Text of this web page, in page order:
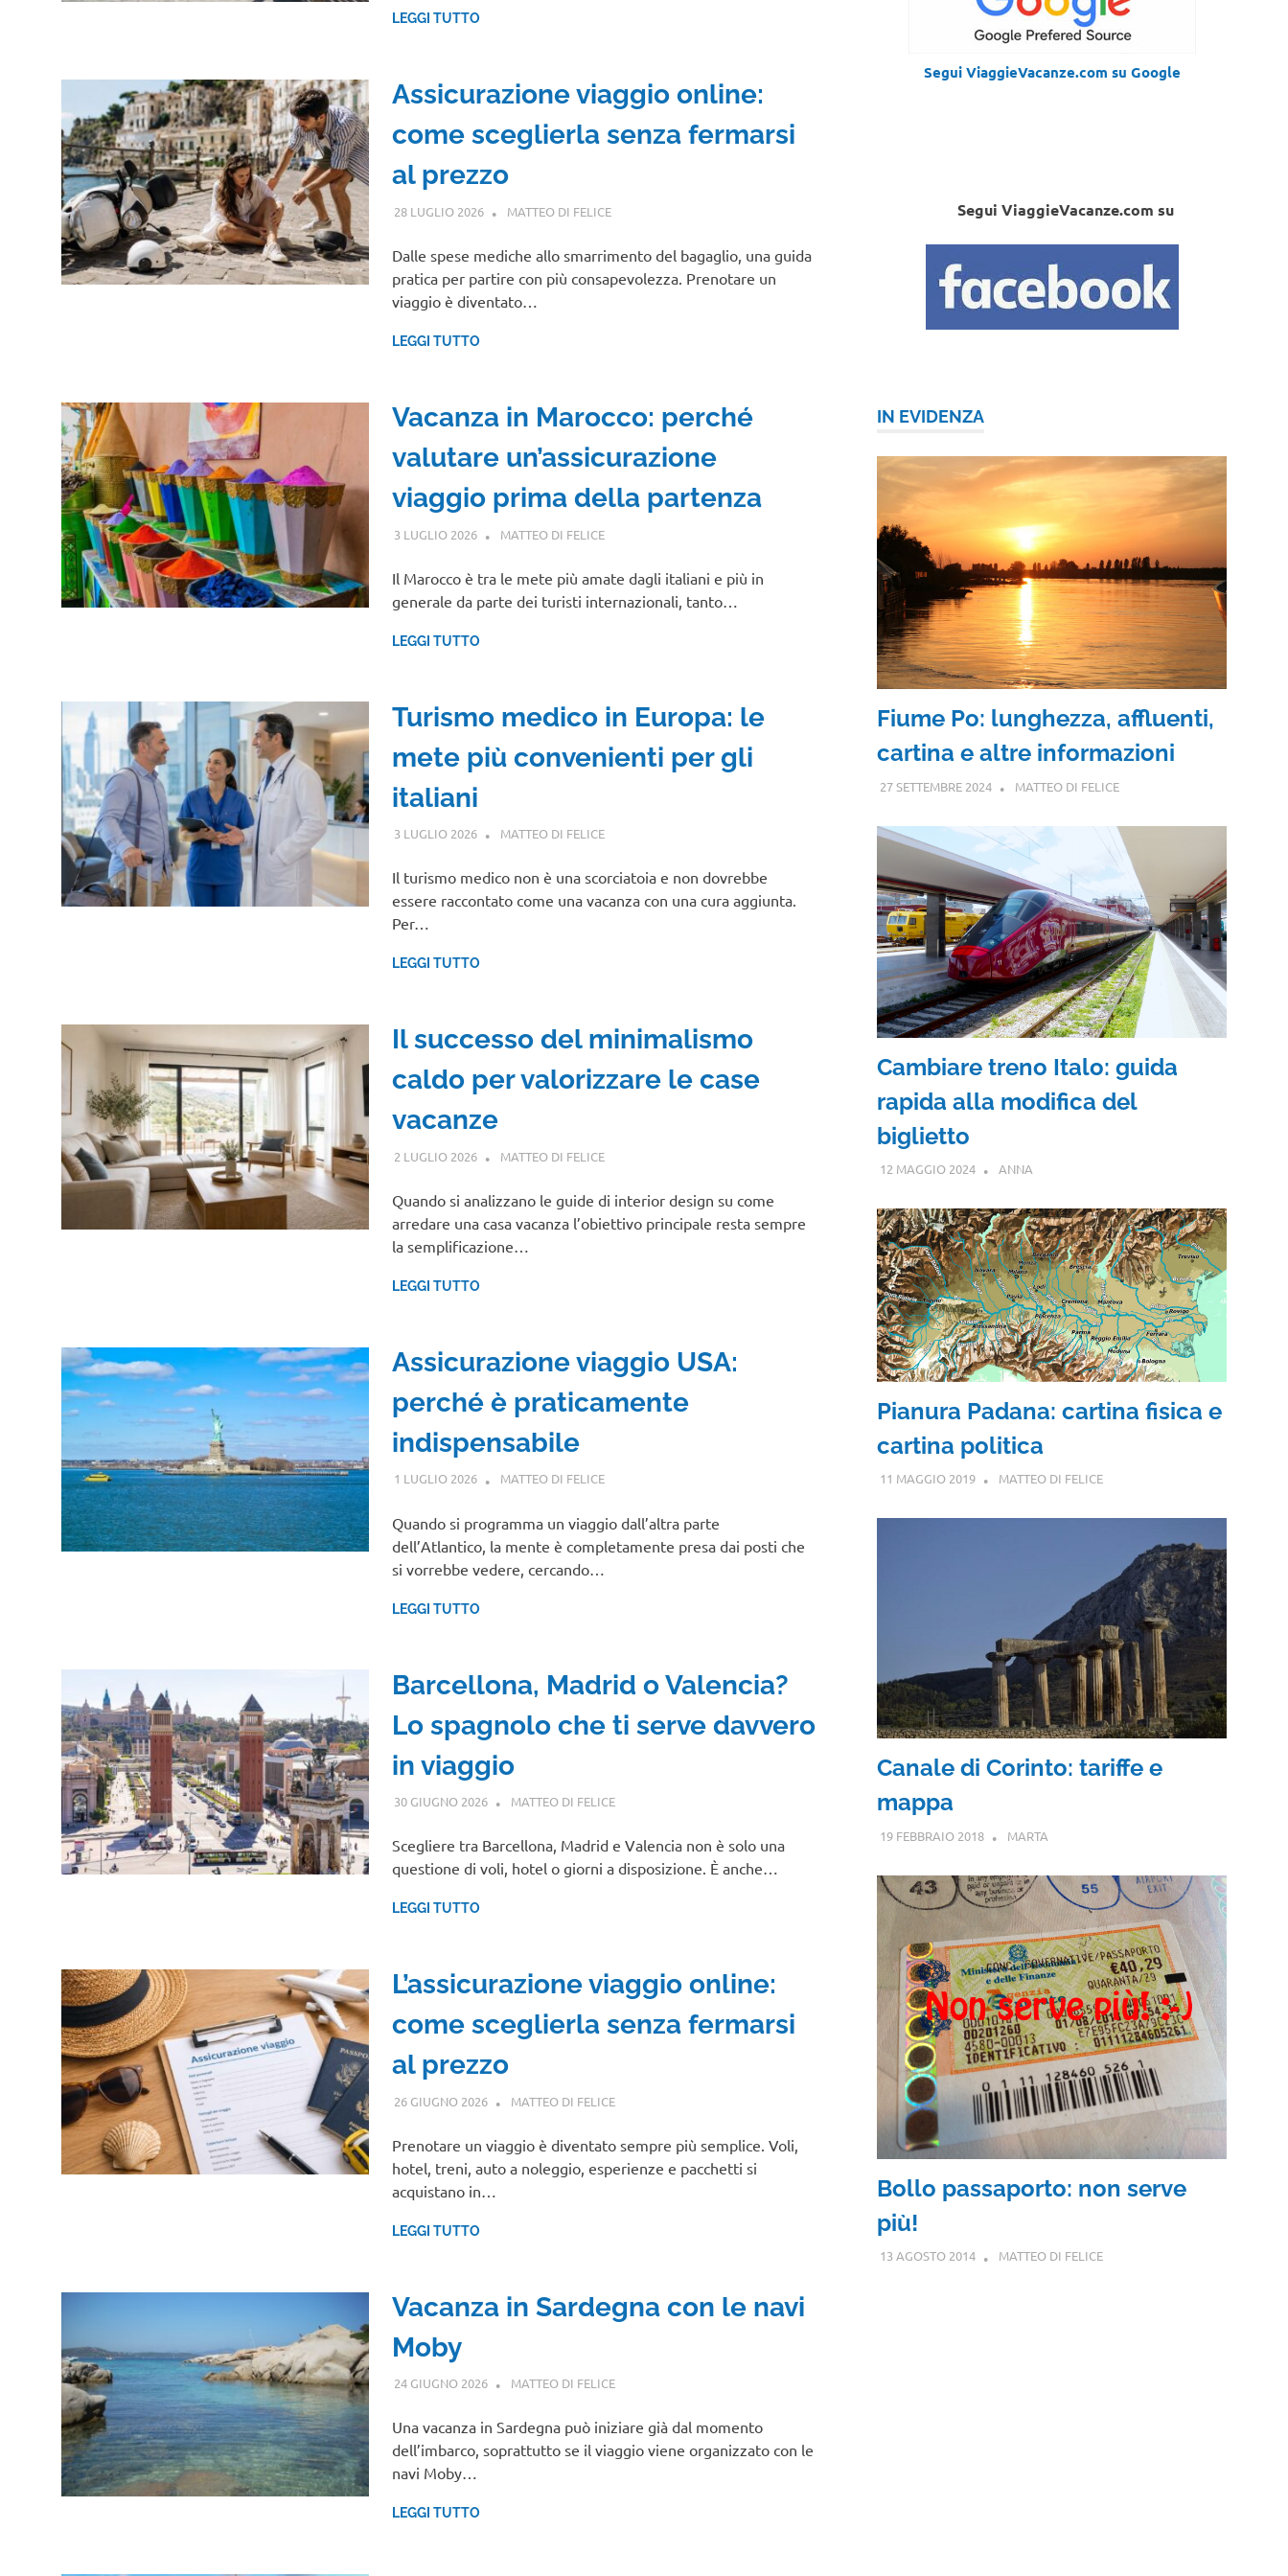
LEGGI TUTTO
Assicurazione viaggio online:
come sceglierla senza fermarsi
al prezzo
28 LUGLIO 2026 MATTEO DI FELICE
Dalle spese mediche allo smarrimento del bagaglio, una guida
pratica per partire con più consapevolezza. Prenotare un
viaggio è diventato…
LEGGI TUTTO
Vacanza in Marocco: perché
valutare un’assicurazione
viaggio prima della partenza
3 LUGLIO 2026 MATTEO DI FELICE
Il Marocco è tra le mete più amate dagli italiani e più in
generale da parte dei turisti internazionali, tanto…
LEGGI TUTTO
Turismo medico in Europa: le
mete più convenienti per gli
italiani
3 LUGLIO 2026 MATTEO DI FELICE
Il turismo medico non è una scorciatoia e non dovrebbe
essere raccontato come una vacanza con una cura aggiunta.
Per…
LEGGI TUTTO
Il successo del minimalismo
caldo per valorizzare le case
vacanze
2 LUGLIO 2026 MATTEO DI FELICE
Quando si analizzano le guide di interior design su come
arredare una casa vacanza l’obiettivo principale resta sempre
la semplificazione…
LEGGI TUTTO
Assicurazione viaggio USA:
perché è praticamente
indispensabile
1 LUGLIO 2026 MATTEO DI FELICE
Quando si programma un viaggio dall’altra parte
dell’Atlantico, la mente è completamente presa dai posti che
si vorrebbe vedere, cercando…
LEGGI TUTTO
Barcellona, Madrid o Valencia?
Lo spagnolo che ti serve davvero
in viaggio
30 GIUGNO 2026 MATTEO DI FELICE
Scegliere tra Barcellona, Madrid e Valencia non è solo una
questione di voli, hotel o giorni a disposizione. È anche…
LEGGI TUTTO
L’assicurazione viaggio online:
come sceglierla senza fermarsi
al prezzo
26 GIUGNO 2026 MATTEO DI FELICE
Prenotare un viaggio è diventato sempre più semplice. Voli,
hotel, treni, auto a noleggio, esperienze e pacchetti si
acquistano in…
LEGGI TUTTO
Vacanza in Sardegna con le navi
Moby
24 GIUGNO 2026 MATTEO DI FELICE
Una vacanza in Sardegna può iniziare già dal momento
dell’imbarco, soprattutto se il viaggio viene organizzato con le
navi Moby…
LEGGI TUTTO
Segui ViaggieVacanze.com su Google
Segui ViaggieVacanze.com su
IN EVIDENZA
Fiume Po: lunghezza, affluenti,
cartina e altre informazioni
27 SETTEMBRE 2024 MATTEO DI FELICE
Cambiare treno Italo: guida
rapida alla modifica del
biglietto
12 MAGGIO 2024 ANNA
Pianura Padana: cartina fisica e
cartina politica
11 MAGGIO 2019 MATTEO DI FELICE
Canale di Corinto: tariffe e
mappa
19 FEBBRAIO 2018 MARTA
Bollo passaporto: non serve
più!
13 AGOSTO 2014 MATTEO DI FELICE